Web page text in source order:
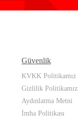
Güvenlik
KVKK Politikamız
Gizlilik Politikamız
Aydınlatma Metni
İmha Politikası